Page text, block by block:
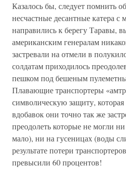
Казалось бы, следует помнить
несчастные десантные катера
направились к берегу Таравы,
американским генералам
застревали на отмели в
солдатам приходилось
пешком под бешеным
Плавающие транспортеры
символическую защиту, которая
вдобавок они точно так же
преодолеть которые не могли
мало), ни на гусеницах (воды
результате потери
превысили 60 процентов!